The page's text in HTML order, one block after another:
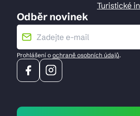
Turistické
Odběr novinek
Prohlášení o ochraně osobních údajů.